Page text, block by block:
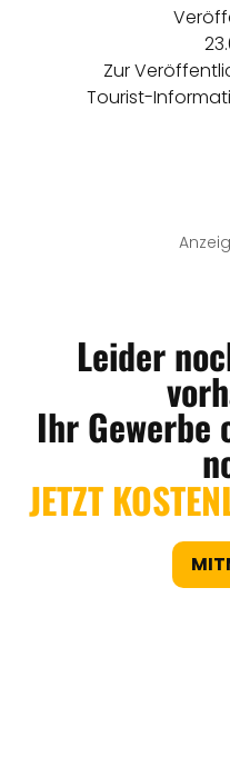
Zur
Tourist-
Leider
Ihr Gewerbe
JETZT